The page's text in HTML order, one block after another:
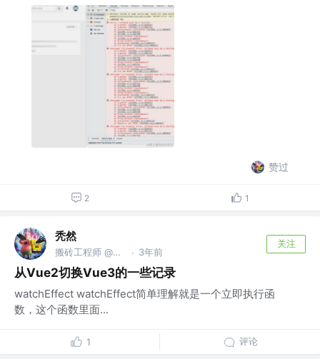
赞过
2 1
秃然
搬砖工程师 @数字游民 · 3年前
关注
从Vue2切换Vue3的一些记录
watchEffect watchEffect简单理解就是一个立即执行函
数，这个函数里面...
1 评论